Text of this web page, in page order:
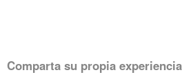
Comparta su propia